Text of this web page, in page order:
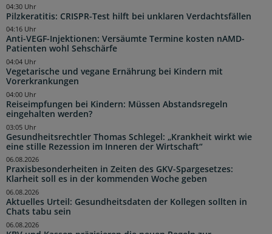
Pilzkeratitis: CRISPR-Test hilft bei unklaren Verdachtsfällen
04:30 Uhr
Anti-VEGF-Injektionen: Versäumte Termine kosten nAMD-
Patienten wohl Sehschärfe
04:16 Uhr
Vegetarische und vegane Ernährung bei Kindern mit
Vorerkrankungen
04:04 Uhr
Reiseimpfungen bei Kindern: Müssen Abstandsregeln
eingehalten werden?
04:00 Uhr
Gesundheitsrechtler Thomas Schlegel: „Krankheit wirkt wie
eine stille Rezession im Inneren der Wirtschaft“
03:05 Uhr
Praxisbesonderheiten in Zeiten des GKV-Spargesetzes:
Klarheit soll es in der kommenden Woche geben
06.08.2026
Aktuelles Urteil: Gesundheitsdaten der Kollegen sollten in
Chats tabu sein
06.08.2026
06.08.2026